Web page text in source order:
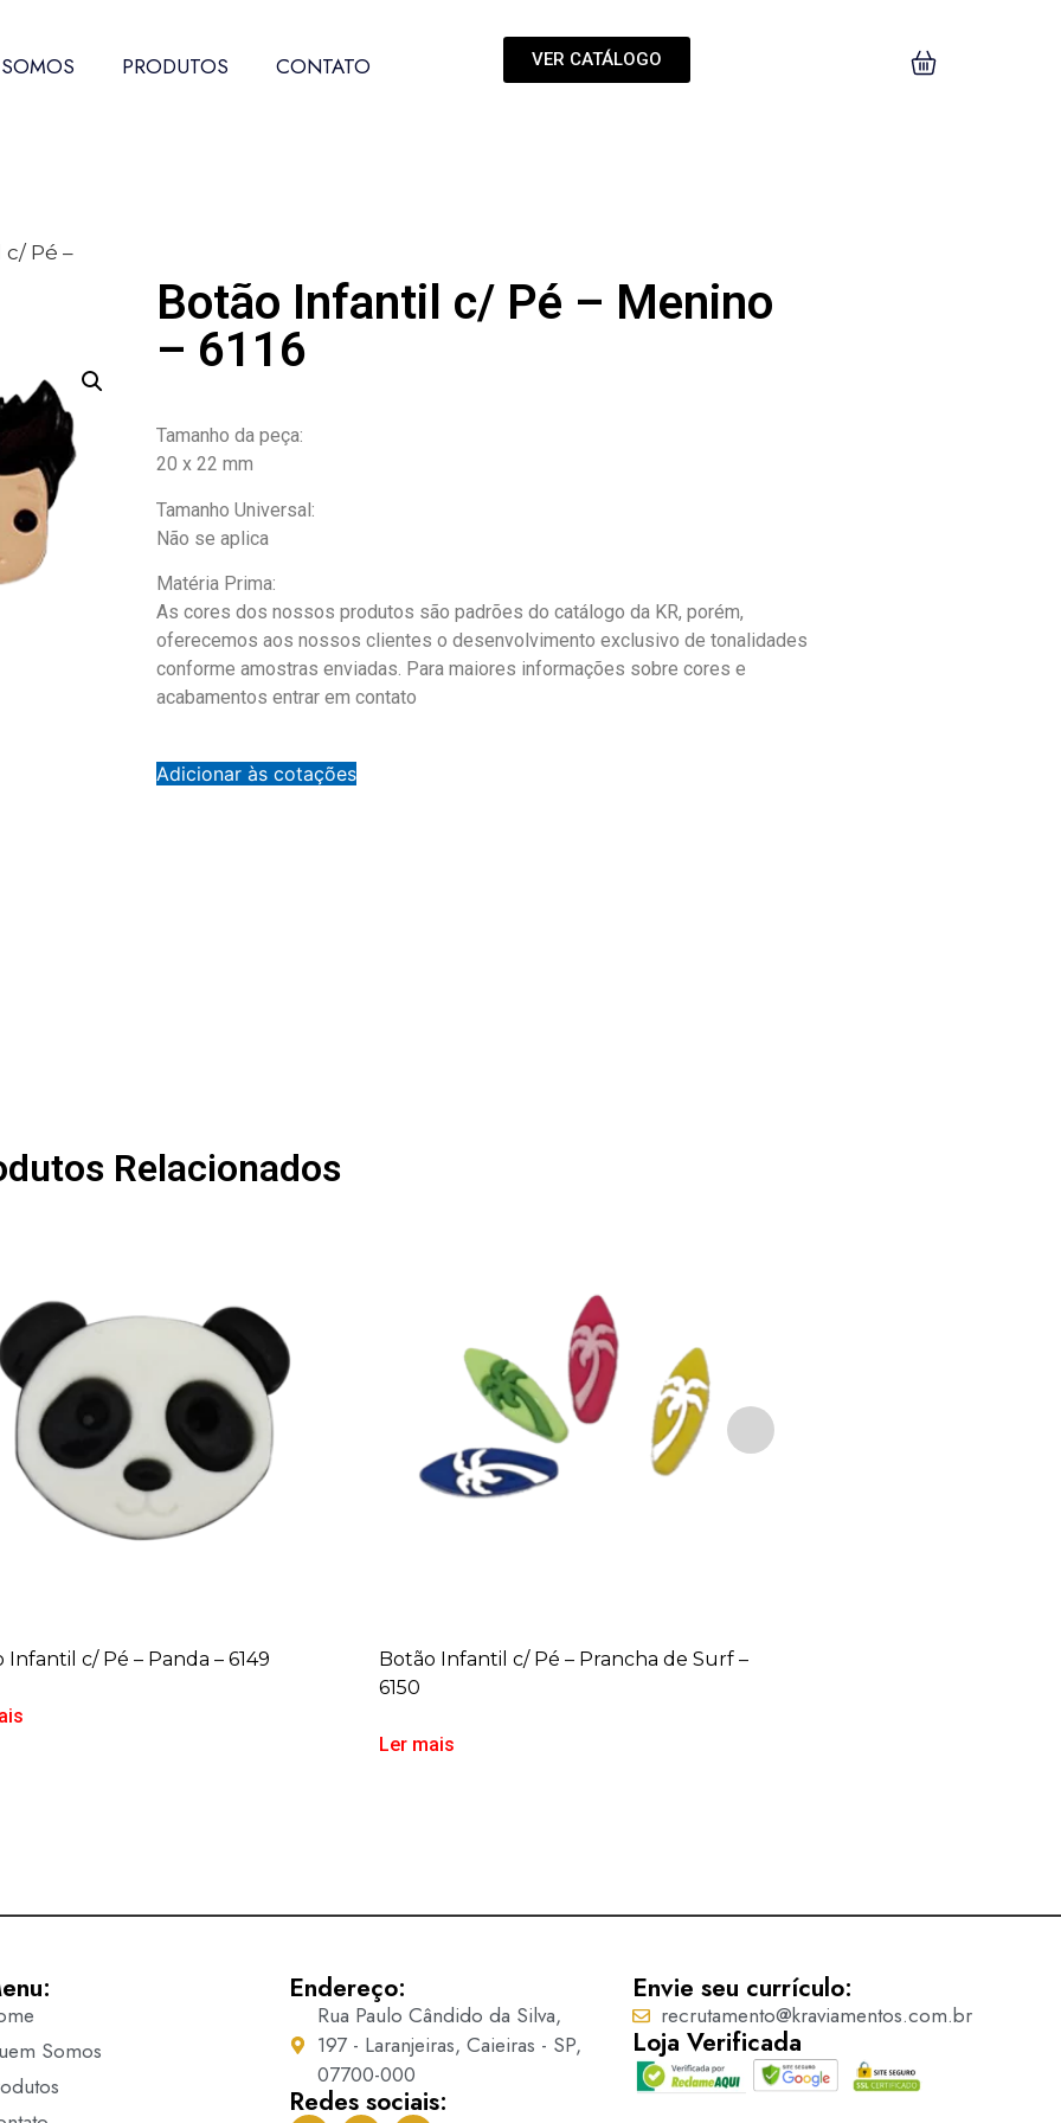
PRODUTOS CONTATO VER CATÁLOGO
Pé –
Botão Infantil c/ Pé – Menino
– 6116
Tamanho da peça:
20 x 22 mm
Tamanho Universal:
Não se aplica
Matéria Prima:
As cores dos nossos produtos são padrões do catálogo da KR, porém,
oferecemos aos nossos clientes o desenvolvimento exclusivo de tonalidades
conforme amostras enviadas. Para maiores informações sobre cores e
acabamentos entrar em contato
Adicionar às cotações
Relacionados
Infantil c/ Pé – Panda – 6149
Botão Infantil c/ Pé – Prancha de Surf –
6150
Ler mais
Somos
Endereço:
Rua Paulo Cândido da Silva,
197 - Laranjeiras, Caieiras - SP,
07700-000
Redes sociais:
Envie seu currículo:
recrutamento@kraviamentos.com.br
Loja Verificada